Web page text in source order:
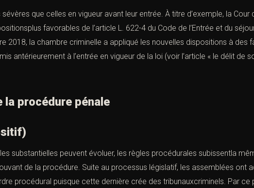
que celles en vigueur avant leur entrée. À titre d’exemple, la
favorables de l’article L. 622-4 du Code de l’Entrée et du
2018, la chambre criminelle a appliqué les nouvelles dispositions à des
antérieurement à l’entrée en vigueur de la loi (voir l’article « le délit de
la procédure pénale
substantielles peuvent évoluer, les règles procédurales subissentla
de la procédure. Suite au processus législatif, les assemblées ont
procédural puisque cette dernière crée des tribunauxcriminels. Par